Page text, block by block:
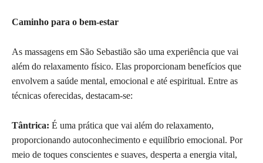
Caminho para o bem-estar
As massagens em São Sebastião são uma experiência que vai
além do relaxamento físico. Elas proporcionam benefícios que
envolvem a saúde mental, emocional e até espiritual. Entre as
técnicas oferecidas, destacam-se:
Tântrica: É uma prática que vai além do relaxamento,
proporcionando autoconhecimento e equilíbrio emocional. Por
meio de toques conscientes e suaves, desperta a energia vital,